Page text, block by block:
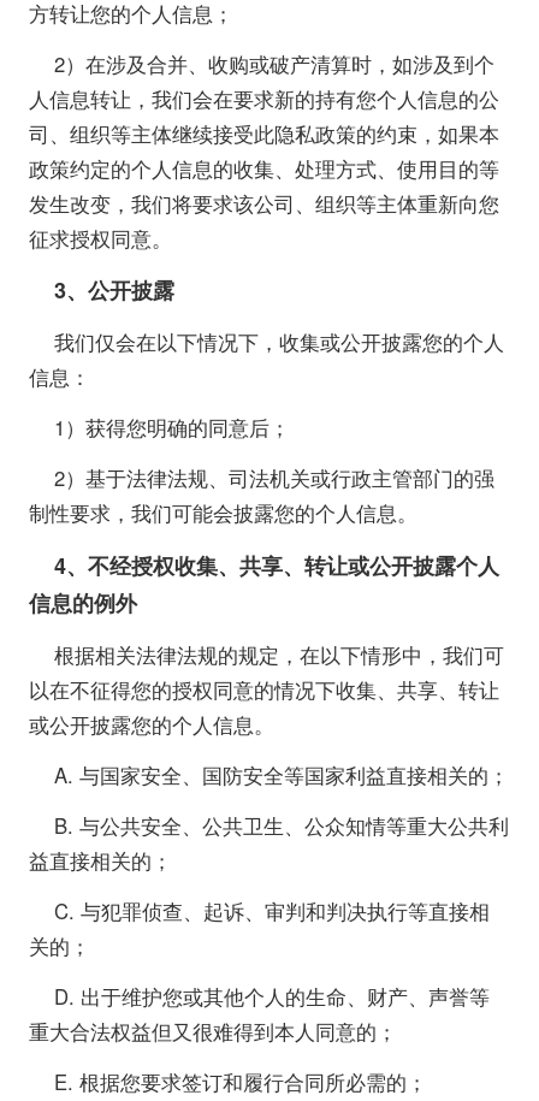
方转让您的个人信息；
2）在涉及合并、收购或破产清算时，如涉及到个
人信息转让，我们会在要求新的持有您个人信息的公
司、组织等主体继续接受此隐私政策的约束，如果本
政策约定的个人信息的收集、处理方式、使用目的等
发生改变，我们将要求该公司、组织等主体重新向您
征求授权同意。
3、公开披露
我们仅会在以下情况下，收集或公开披露您的个人
信息：
1）获得您明确的同意后；
2）基于法律法规、司法机关或行政主管部门的强
制性要求，我们可能会披露您的个人信息。
4、不经授权收集、共享、转让或公开披露个人
信息的例外
根据相关法律法规的规定，在以下情形中，我们可
以在不征得您的授权同意的情况下收集、共享、转让
或公开披露您的个人信息。
A. 与国家安全、国防安全等国家利益直接相关的；
B. 与公共安全、公共卫生、公众知情等重大公共利
益直接相关的；
C. 与犯罪侦查、起诉、审判和判决执行等直接相
关的；
D. 出于维护您或其他个人的生命、财产、声誉等
重大合法权益但又很难得到本人同意的；
E. 根据您要求签订和履行合同所必需的；